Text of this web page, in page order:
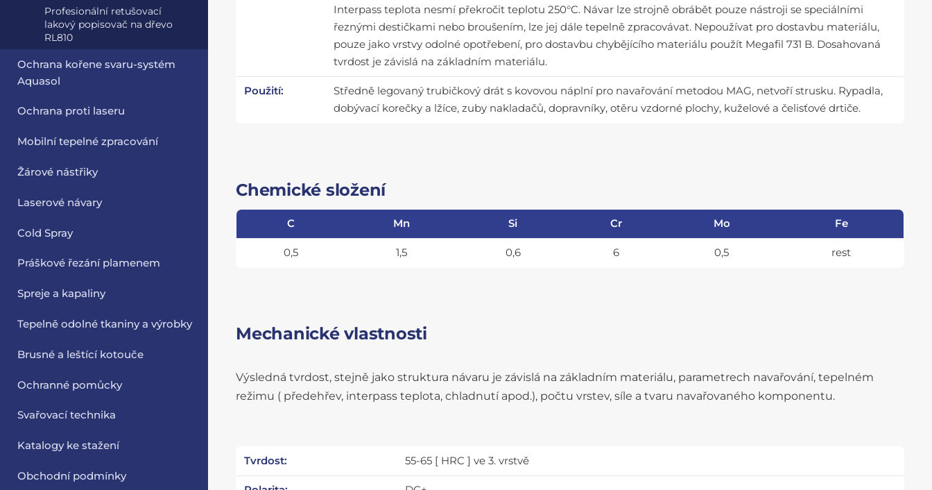
Profesionální retušovací
lakový popisovač na dřevo
RL810
Ochrana kořene svaru-systém
Aquasol
Ochrana proti laseru
Mobilní tepelné zpracování
Žárové nástřiky
Laserové návary
Cold Spray
Práškové řezání plamenem
Spreje a kapaliny
Tepelně odolné tkaniny a výrobky
Brusné a leštící kotouče
Ochranné pomůcky
Svařovací technika
Katalogy ke stažení
Obchodní podmínky
Interpass teplota nesmí překročit teplotu 250°C. Návar lze strojně obrábět pouze nástroji se speciálními
řeznými destičkami nebo broušením, lze jej dále tepelně zpracovávat. Nepoužívat pro dostavbu materiálu,
pouze jako vrstvy odolné opotřebení, pro dostavbu chybějícího materiálu použít Megafil 731 B. Dosahovaná
tvrdost je závislá na základním materiálu.
Použití:
Středně legovaný trubičkový drát s kovovou náplní pro navařování metodou MAG, netvoří strusku. Rypadla,
dobývací korečky a lžíce, zuby nakladačů, dopravníky, otěru vzdorné plochy, kuželové a čelisťové drtiče.
Chemické složení
C Mn Si Cr Mo Fe
0,5 1,5 0,6 6 0,5 rest
Mechanické vlastnosti
Výsledná tvrdost, stejně jako struktura návaru je závislá na základním materiálu, parametrech navařování, tepelném
režimu ( předehřev, interpass teplota, chladnutí apod.), počtu vrstev, síle a tvaru navařovaného komponentu.
Tvrdost: 55-65 [ HRC ] ve 3. vrstvě